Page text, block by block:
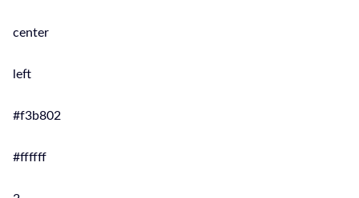
center
left
#f3b802
#ffffff